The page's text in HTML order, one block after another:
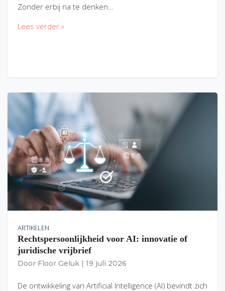
Zonder erbij na te denken…
Lees verder »
ARTIKELEN
Rechtspersoonlijkheid voor AI: innovatie of
juridische vrijbrief
Door Floor Geluk 19 juli 2026
De ontwikkeling van Artificial Intelligence (AI) bevindt zich